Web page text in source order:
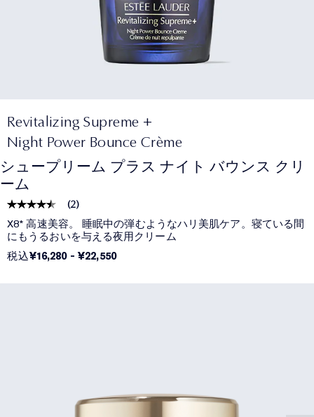
Revitalizing Supreme +
Night Power Bounce Crème
シュープリーム プラス ナイト バウンス クリ
ーム
(2)
X8* 高速美容。 睡眠中の弾むようなハリ美肌ケア。寝ている間
にもうるおいを与える夜用クリーム
税込¥16,280-¥22,550